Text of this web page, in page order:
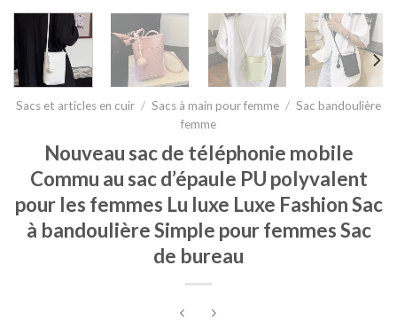
Sacs et articles en cuir / Sacs à main pour femme / Sac bandoulière
femme
Nouveau sac de téléphonie mobile
Commu au sac d’épaule PU polyvalent
pour les femmes Lu luxe Luxe Fashion Sac
à bandoulière Simple pour femmes Sac
de bureau